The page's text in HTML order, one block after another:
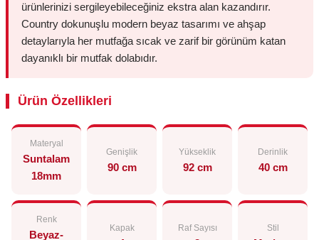
ürünlerinizi sergileyebileceğiniz ekstra alan kazandırır.
Country dokunuşlu modern beyaz tasarımı ve ahşap
detaylarıyla her mutfağa sıcak ve zarif bir görünüm katan
dayanıklı bir mutfak dolabıdır.
Ürün Özellikleri
Materyal
Suntalam
18mm
Genişlik
90 cm
Yükseklik
92 cm
Derinlik
40 cm
Renk
Beyaz-
Kapak Raf Sayısı Stil